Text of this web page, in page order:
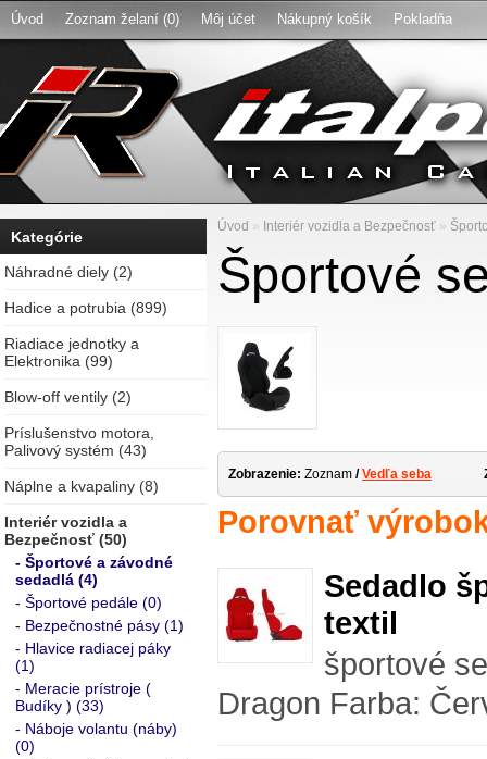
Úvod Zoznam želaní (0) Môj účet Nákupný košík Pokladňa
Kategórie
Náhradné diely (2)
Hadice a potrubia (899)
Riadiace jednotky a
Elektronika (99)
Blow-off ventily (2)
Príslušenstvo motora,
Palivový systém (43)
Náplne a kvapaliny (8)
Interiér vozidla a
Bezpečnosť (50)
- Športové a závodné
sedadlá (4)
- Športové pedále (0)
- Bezpečnostné pásy (1)
- Hlavice radiacej páky
(1)
- Meracie prístroje (
Budíky ) (33)
- Náboje volantu (náby)
(0)
Úvod » Interiér vozidla a Bezpečnosť »
Športové
Zobrazenie: Zoznam / Vedľa seba
Porovnať
Sedadlo
textil
športové
Dragon Farba: